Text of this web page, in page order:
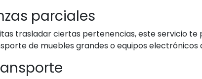
parciales
trasladar ciertas pertenencias, este servicio
de muebles grandes o equipos electrónicos